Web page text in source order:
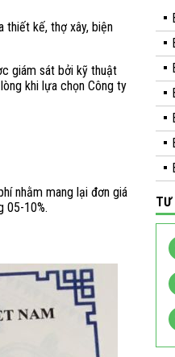
thiết kế, thợ xây, biện
giám sát bởi kỹ thuật
khi lựa chọn Công ty
nhằm mang lại đơn giá
05-10%.
TƯ